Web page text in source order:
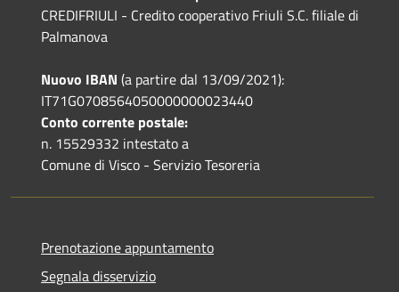
CREDIFRIULI - Credito cooperativo Friuli S.C. filiale di
Palmanova
Nuovo IBAN (a partire dal 13/09/2021):
IT71G0708564050000000023440
Conto corrente postale:
n. 15529332 intestato a
Comune di Visco - Servizio Tesoreria
Prenotazione appuntamento
Segnala disservizio